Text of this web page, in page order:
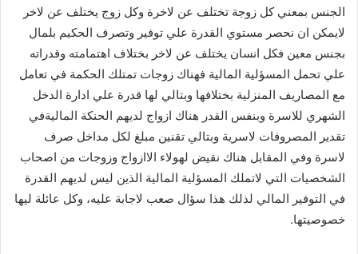
الجنس بمعني كل زوجة تختلف عن لاخرة وكل زوج يختلف عن لاخر
لايمكن ان نحصر مستوي القدرة علي توفير وتصرف الحكيم بلمال
بجنس معين فكل انسان يختلف عن لاخر بختلاف اهتمامته وقدراته
علي تحمل المسؤلية المالية فهناك زوجات تمتلك الحكمة في تعامل
مع المصاريف المنزلية بختلافها وبتالي لها قدرة علي ادارة الدخل
الشهري للاسرة وبنفس القدر هناك ازواج لديهم الحنكة الماليةفي
تقدير المصروفات لاسرية وبتالي تقنين مبلغ لكل مداخل صرف
لاسرة وفي المقابل هناك نقيض لهولاء الاازواج وزوجات من اصحاب
الشخصيات التي لاتملك المسؤلية المالية الذين ليس لديهم القدرة
في التوفير المالي لذلك هذا سؤال صعب لاجابة عليه، وكل عائلة ليها
خصوصيتها.